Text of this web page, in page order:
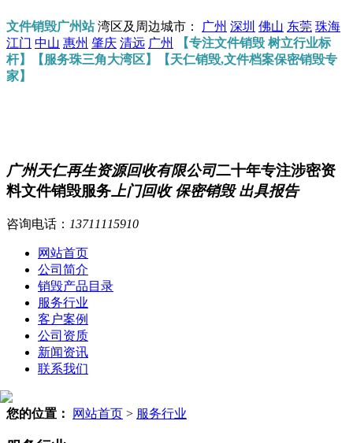
文件销毁广州站湾区及周边城市： 广州 深圳 佛山 东莞 珠海
江门 中山 惠州 肇庆 清远 广州
【专注文件销毁 树立行业标
杆】【服务珠三角大湾区】【天仁销毁,文件档案保密销毁专
家】
广州天仁再生资源回收有限公司二十年专注涉密资
料文件销毁服务 上门回收 保密销毁 出具报告
咨询电话： 13711115910
网站首页
公司简介
销毁产品目录
服务行业
客户案例
公司资质
新闻资讯
联系我们
您的位置： 网站首页 > 服务行业